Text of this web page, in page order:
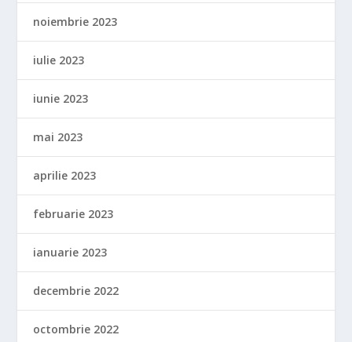
noiembrie 2023
iulie 2023
iunie 2023
mai 2023
aprilie 2023
februarie 2023
ianuarie 2023
decembrie 2022
octombrie 2022